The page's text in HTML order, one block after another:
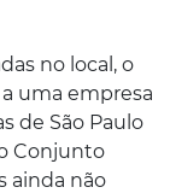
no local, o
uma empresa
de São Paulo
Conjunto
ainda não